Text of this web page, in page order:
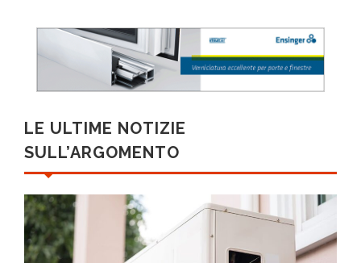
LE ULTIME NOTIZIE
SULL’ARGOMENTO